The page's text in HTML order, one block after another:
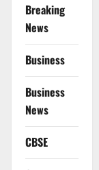
Breaking
News
Business
Business
News
CBSE